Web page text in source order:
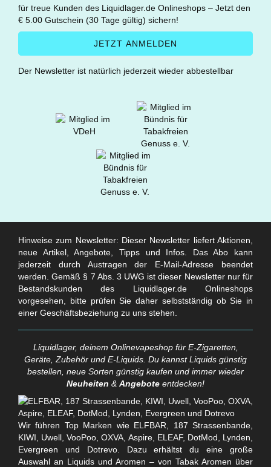
für treue Kunden des Liquidlager.de Onlineshops – Jetzt den
€ 5.00 Gutschein (30 Tage gültig) sichern!
Der Newsletter ist natürlich jederzeit wieder abbestellbar
Hinweise zum Newsletter: Dieser Newsletter liefert Aktionen,
neue Artikel, Angebote, Tipps und Infos. Das Abo kann
jederzeit durch Austragen der E-Mail-Adresse beendet
werden. Gemäß § 7 Abs. 3 UWG ist dieser Newsletter nur für
Bestandskunden des Liquidlager.de Onlineshops
vorgesehen, bitte prüfen Sie daher selbstständig ob Sie in
einer Geschäftsbeziehung zu uns stehen.
Liquidlager, deinem Onlinevapeshop für E-Zigaretten,
Geräte, Zubehör und E-Liquids. Du kannst Liquids günstig
bestellen, neue Sorten günstig kaufen und immer wieder
Neuheiten & Angebote entdecken!
Wir führen Top Marken wie ELFBAR, 187 Strassenbande,
KIWI, Uwell, VooPoo, OXVA, Aspire, ELEAF, DotMod, Lynden,
Evergreen und Dotrevo. Dazu erhältst du eine große
Auswahl an Liquids und Aromen – von Tabak Aromen über